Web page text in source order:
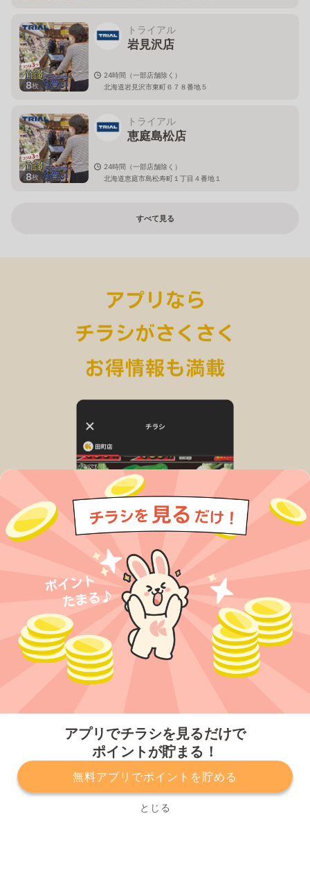
アプリでチラシを見るだけで
ポイントが貯まる！
無料アプリでポイントを貯める
とじる
8枚
トライアル
岩見沢店
24時間（一部店舗除く）
北海道岩見沢市東町６７８番地５
8枚
トライアル
恵庭島松店
24時間（一部店舗除く）
北海道恵庭市島松寿町１丁目４番地１
すべて見る
プライバシーポリシー 利用規約
運営会社
サービスに関してのお問い合わせ